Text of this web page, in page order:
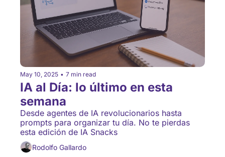
May 10, 2025 • 7 min read
IA al Día: lo último en esta
semana
Desde agentes de IA revolucionarios hasta
prompts para organizar tu día. No te pierdas
esta edición de IA Snacks
Rodolfo Gallardo